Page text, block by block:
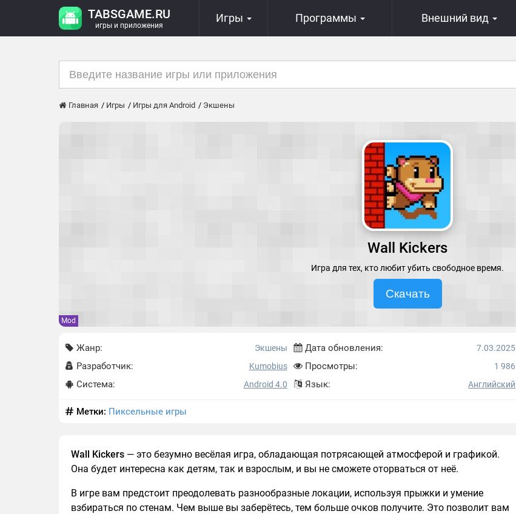
TABSGAME.RU
игры и приложения
Игры Программы Внешний вид
Главная Игры Игры для Android Экшены
Wall Kickers
Игра для тех, кто любит убить свободное время.
Скачать
Mod
Жанр: Экшены
Разработчик: Kumobius
Система: Android 4.0
Дата обновления: 7.03.2025
Просмотры: 1 986
Язык: Английский
Метки: Пиксельные игры
Wall Kickers — это безумно весёлая игра, обладающая потрясающей атмосферой и графикой.
Она будет интересна как детям, так и взрослым, и вы не сможете оторваться от неё.
В игре вам предстоит преодолевать разнообразные локации, используя прыжки и умение
взбираться по стенам. Чем выше вы заберётесь, тем больше очков получите. Это позволит вам